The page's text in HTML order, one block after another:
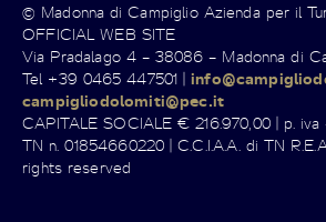
© Madonna di Campiglio Azienda per il
OFFICIAL WEB SITE
Via Pradalago 4 – 38086 – Madonna di
Tel +39 0465 447501 |
campigliodolomiti@pec.it
CAPITALE SOCIALE € 216.970,00 | p. iva
TN n. 01854660220 | C.C.I.A.A. di TN
rights reserved